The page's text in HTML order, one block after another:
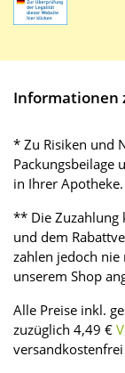
Informationen
* Zu Risiken und
Packungsbeilage
in Ihrer Apotheke.
** Die Zuzahlung
und dem
zahlen jedoch
unserem Shop
Alle Preise inkl.
zuzüglich 4,49 €